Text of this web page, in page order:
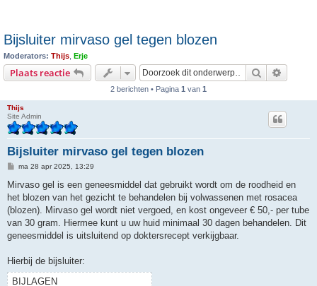
Bijsluiter mirvaso gel tegen blozen
Moderators: Thijs Erje
Plaats reactie Zoek
2 berichten • Pagina 1 van 1
Thijs
Site Admin
Bijsluiter mirvaso gel tegen blozen
B
r
c
h
ma 28 apr 2025, 13:29
Mirvaso gel is een geneesmiddel dat gebruikt wordt om de roodheid en
het blozen van het gezicht te behandelen bij volwassenen met rosacea
(blozen). Mirvaso gel wordt niet vergoed, en kost ongeveer € 50,- per tube
van 30 gram. Hiermee kunt u uw huid minimaal 30 dagen behandelen. Dit
geneesmiddel is uitsluitend op doktersrecept verkijgbaar.
Hierbij de bijsluiter:
BIJLAGEN